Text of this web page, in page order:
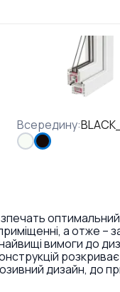
Всередину:
оптимальний
а отже –
вимоги до
дизайн, до